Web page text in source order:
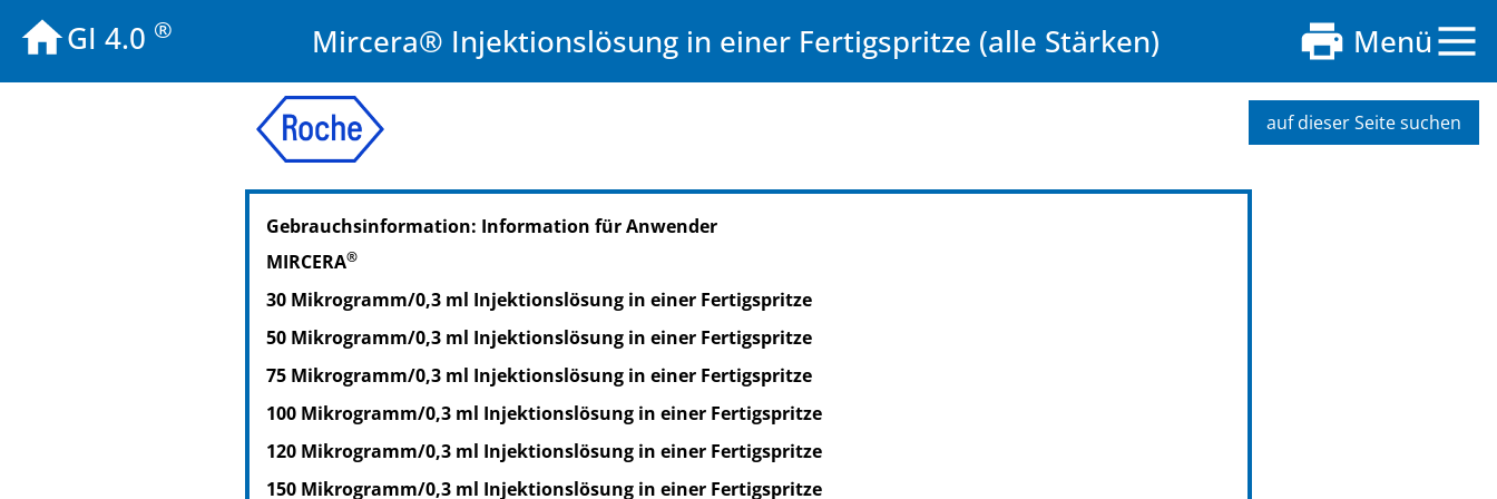
GI 4.0 ® Mircera® Injektionslösung in einer Fertigspritze (alle Stärken) Menü
auf dieser Seite suchen
PZN: 04761291
PPN: 110476129158
NTIN: 04150047612912
PPN: 110548456305
NTIN: 04150054845631
Gebrauchsinformation: Information für Anwender
MIRCERA®
30 Mikrogramm/0,3 ml Injektionslösung in einer Fertigspritze
50 Mikrogramm/0,3 ml Injektionslösung in einer Fertigspritze
75 Mikrogramm/0,3 ml Injektionslösung in einer Fertigspritze
100 Mikrogramm/0,3 ml Injektionslösung in einer Fertigspritze
120 Mikrogramm/0,3 ml Injektionslösung in einer Fertigspritze
150 Mikrogramm/0,3 ml Injektionslösung in einer Fertigspritze